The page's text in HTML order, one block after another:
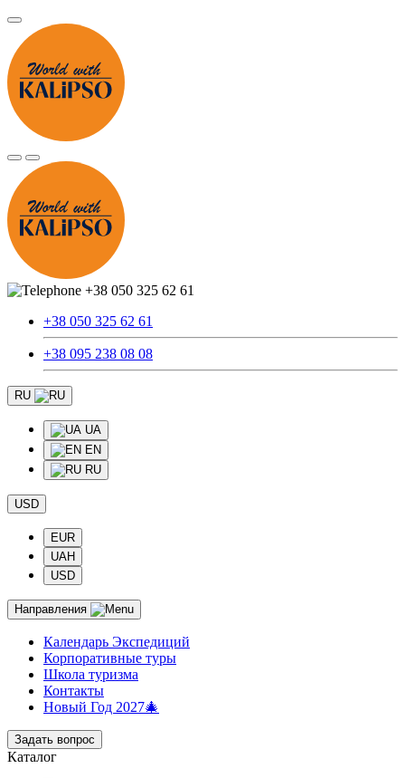
+38 050 325 62 61
+38 050 325 62 61
+38 095 238 08 08
RU
UA
EN
RU
USD
EUR
UAH
USD
Направления
Календарь Экспедиций
Корпоративные туры
Школа туризма
Контакты
Новый Год 2027🎄
Задать вопрос
Каталог